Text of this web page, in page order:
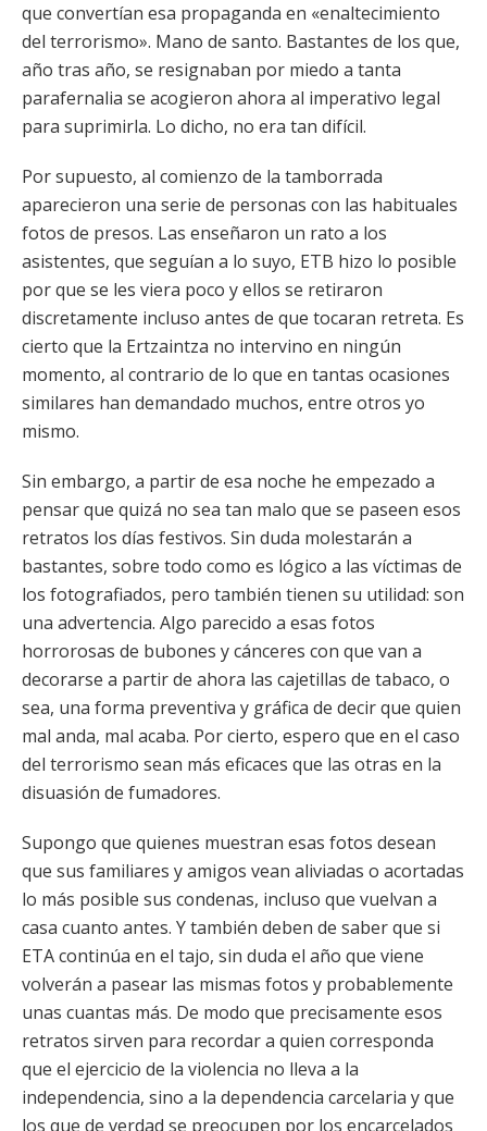
que convertían esa propaganda en «enaltecimiento
del terrorismo». Mano de santo. Bastantes de los que,
año tras año, se resignaban por miedo a tanta
parafernalia se acogieron ahora al imperativo legal
para suprimirla. Lo dicho, no era tan difícil.
Por supuesto, al comienzo de la tamborrada
aparecieron una serie de personas con las habituales
fotos de presos. Las enseñaron un rato a los
asistentes, que seguían a lo suyo, ETB hizo lo posible
por que se les viera poco y ellos se retiraron
discretamente incluso antes de que tocaran retreta. Es
cierto que la Ertzaintza no intervino en ningún
momento, al contrario de lo que en tantas ocasiones
similares han demandado muchos, entre otros yo
mismo.
Sin embargo, a partir de esa noche he empezado a
pensar que quizá no sea tan malo que se paseen esos
retratos los días festivos. Sin duda molestarán a
bastantes, sobre todo como es lógico a las víctimas de
los fotografiados, pero también tienen su utilidad: son
una advertencia. Algo parecido a esas fotos
horrorosas de bubones y cánceres con que van a
decorarse a partir de ahora las cajetillas de tabaco, o
sea, una forma preventiva y gráfica de decir que quien
mal anda, mal acaba. Por cierto, espero que en el caso
del terrorismo sean más eficaces que las otras en la
disuasión de fumadores.
Supongo que quienes muestran esas fotos desean
que sus familiares y amigos vean aliviadas o acortadas
lo más posible sus condenas, incluso que vuelvan a
casa cuanto antes. Y también deben de saber que si
ETA continúa en el tajo, sin duda el año que viene
volverán a pasear las mismas fotos y probablemente
unas cuantas más. De modo que precisamente esos
retratos sirven para recordar a quien corresponda
que el ejercicio de la violencia no lleva a la
independencia, sino a la dependencia carcelaria y que
los que de verdad se preocupen por los encarcelados